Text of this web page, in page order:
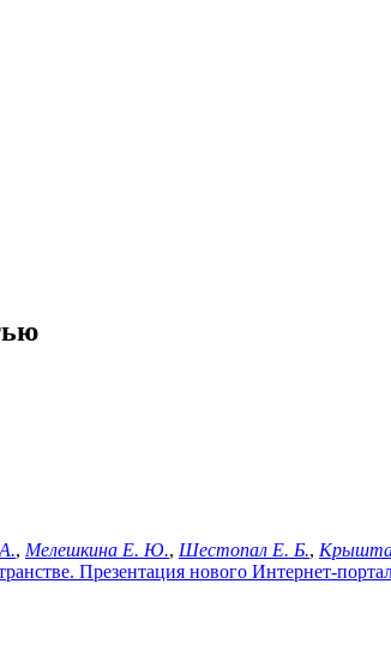
, Мелешкина Е. Ю., Шестопал Е. Б.,
Презентация нового Интернет-